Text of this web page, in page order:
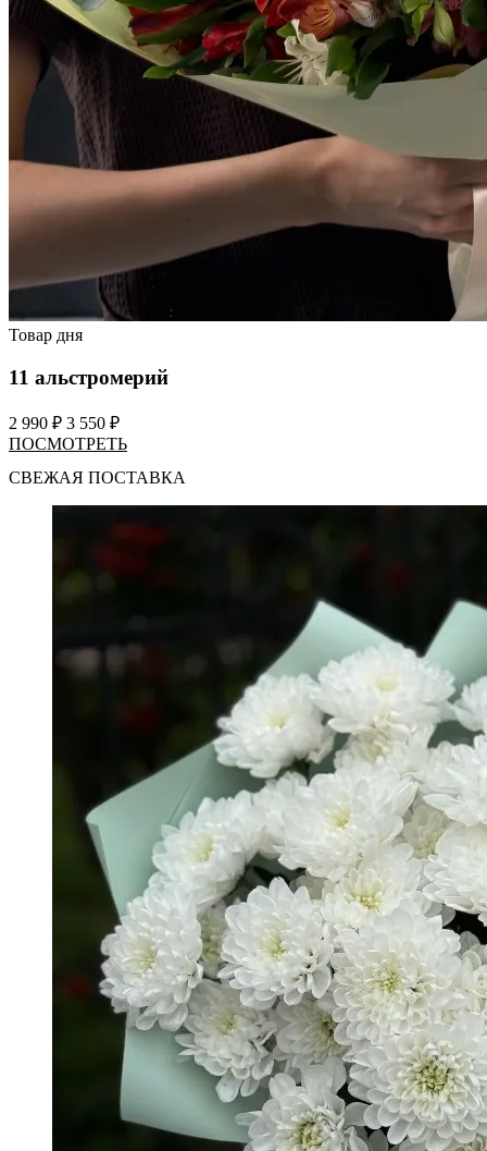
Товар дня
11 альстромерий
2 990 ₽ 3 550 ₽
ПОСМОТРЕТЬ
СВЕЖАЯ ПОСТАВКА